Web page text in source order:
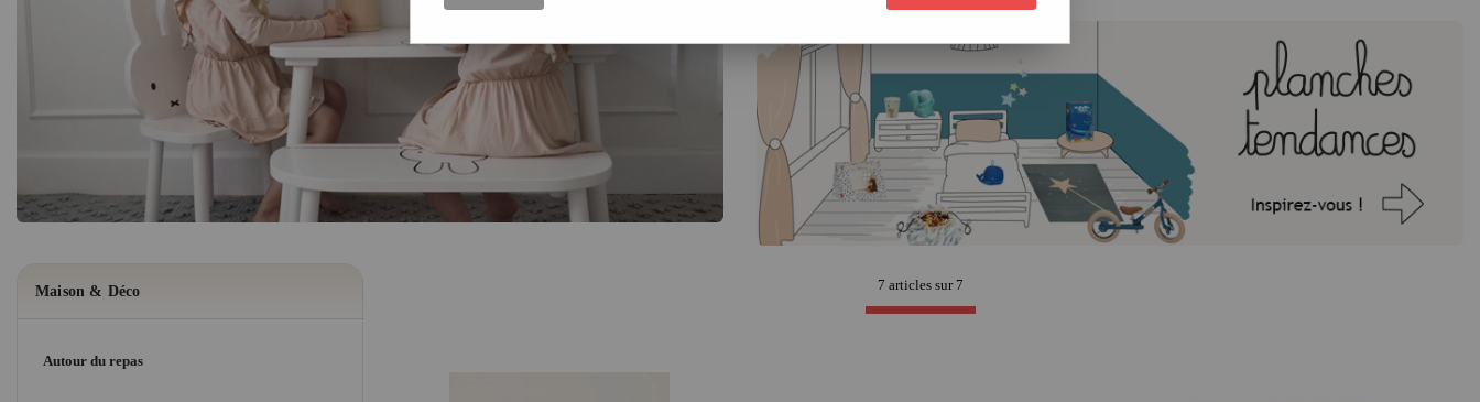
touches rétro, accessoires contemporains ou détails poétiques. Vous pouvez retrouver de nombreuses idées
afin de composer un univers unique pour votre enfant.
Les parents se demandent souvent comment aménager une chambre pratique et évolutive. L’idéal est de prévoir
plusieurs espaces : un coin nuit rassurant avec une veilleuse enfant , un espace jeu confortable avec untapis doux
coin bureau ou activité lumineux qui favorise la concentration et la créativité.
Pensez également aux rangements, indispensables dans une chambre d’enfant : coffres à jouets, étagères, petits
Maison & Déco
Autour du repas
7 articles sur 7